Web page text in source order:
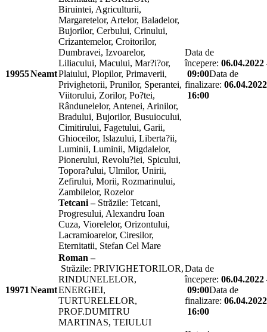
19955Neamt
Biruintei, Agriculturii,
Margaretelor, Artelor, Baladelor,
Bujorilor, Cerbului, Crinului,
Crizantemelor, Croitorilor,
Dumbravei, Izvoarelor,
Liliacului, Macului, Mar?i?or,
Plaiului, Plopilor, Primaverii,
Privighetorii, Prunilor, Sperantei,
Viitorului, Zorilor, Po?tei,
Rândunelelor, Antenei, Arinilor,
Bradului, Bujorilor, Busuiocului,
Cimitirului, Fagetului, Garii,
Ghioceilor, Islazului, Liberta?ii,
Luminii, Luminii, Migdalelor,
Pionerului, Revolu?iei, Spicului,
Topora?ului, Ulmilor, Unirii,
Zefirului, Morii, Rozmarinului,
Zambilelor, Rozelor
Tetcani – Străzile: Tetcani,
Progresului, Alexandru Ioan
Cuza, Viorelelor, Orizontului,
Lacramioarelor, Ciresilor,
Eternitatii, Stefan Cel Mare
Data de
începere: 06.04.2022
09:00Data de
finalizare:
16:00
19971 Neamt
Roman –
Străzile: PRIVIGHETORILOR,
RINDUNELELOR,
ENERGIEI,
TURTURELELOR,
PROF.DUMITRU
MARTINAS, TEIULUI
Data de
începere: 06.04.2022
09:00Data de
finalizare:
16:00